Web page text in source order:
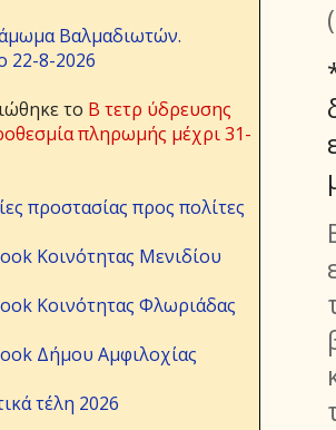
Βαλμαδιωτών.
22-8-2026
το Β τετρ ύδρευσης
πληρωμής μέχρι 31-
προστασίας προς πολίτες
Κοινότητας Μενιδίου
Κοινότητας Φλωριάδας
Δήμου Αμφιλοχίας
τέλη 2026